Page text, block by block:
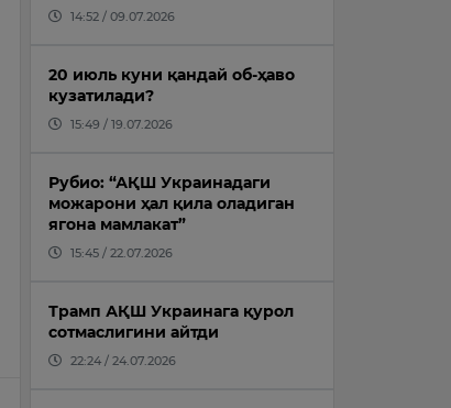
14:52 / 09.07.2026
20 июль куни қандай об-ҳаво
кузатилади?
15:49 / 19.07.2026
Рубио: “АҚШ Украинадаги
можарони ҳал қила оладиган
ягона мамлакат”
15:45 / 22.07.2026
Трамп АҚШ Украинага қурол
сотмаслигини айтди
22:24 / 24.07.2026